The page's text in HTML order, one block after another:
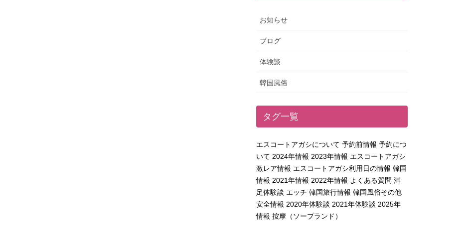
お知らせ
ブログ
体験談
韓国風俗
タグ一覧
エスコートアガシについて 予約前情報 予約につ
いて 2024年情報 2023年情報 エスコートアガシ
激レア情報 エスコートアガシ利用日の情報 韓国
情報 2021年情報 2022年情報 よくある質問 満
足体験談 エッチ 韓国旅行情報 韓国風俗その他
安全情報 2020年体験談 2021年体験談 2025年
情報 按摩（ソープランド）